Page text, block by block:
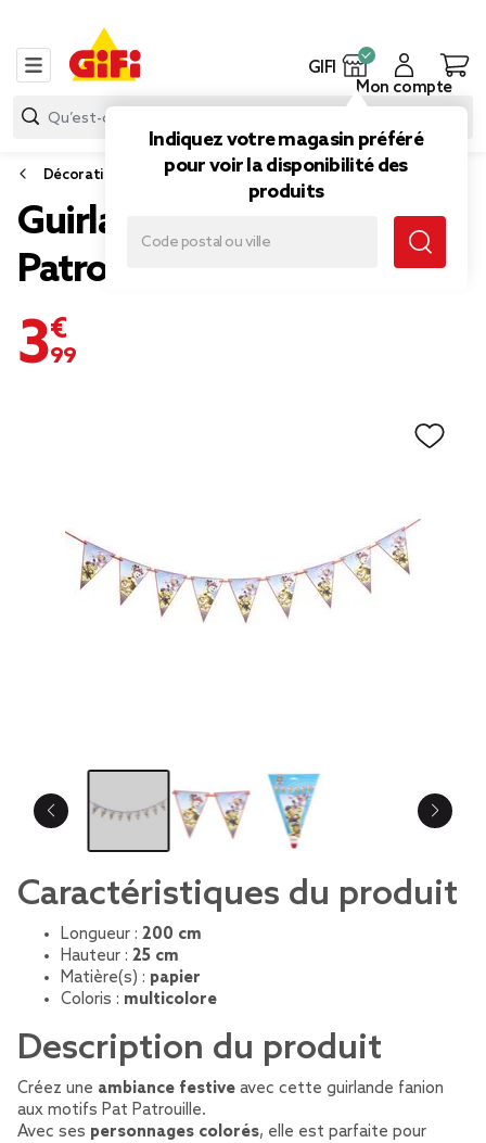
GIFI
Indiquez votre magasin préféré
pour voir la disponibilité des
produits
Mon compte
Décoration de fête
Guirlande fanion Pat
Patrouille 2m
3,99 €
Caractéristiques du produit
Longueur : 200 cm
Hauteur : 25 cm
Matière(s) : papier
Coloris : multicolore
Description du produit
Créez une ambiance festive avec cette guirlande fanion
aux motifs Pat Patrouille.
Avec ses personnages colorés, elle est parfaite pour